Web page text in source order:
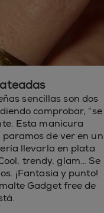
sencillas son dos
comprobar, “se
Esta manicura
de ver en un
llevarla en plata
trendy, glam… Se
¡Fantasía y punto!
Gadget free de